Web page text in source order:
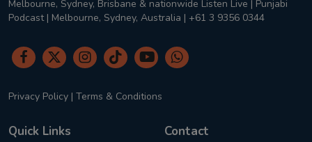
Melbourne, Sydney, Brisbane & nationwide Listen Live | Punjabi
Podcast | Melbourne, Sydney, Australia | +61 3 9356 0344
Privacy Policy | Terms & Conditions
Quick Links Contact